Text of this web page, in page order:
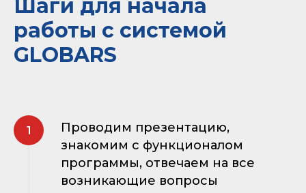
Шаги для начала
работы с системой
GLOBARS
Проводим презентацию,
знакомим с функционалом
программы, отвечаем на все
возникающие вопросы